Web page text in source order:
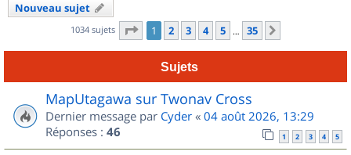
Nouveau sujet
1034 sujets Page 1sur
1 2 3 4 5 … 35
Sujets
MapUtagawa sur Twonav Cross
Dernier message par Cyder « 04 août 2026, 13:29
Réponses : 46 1 2 3 4 5